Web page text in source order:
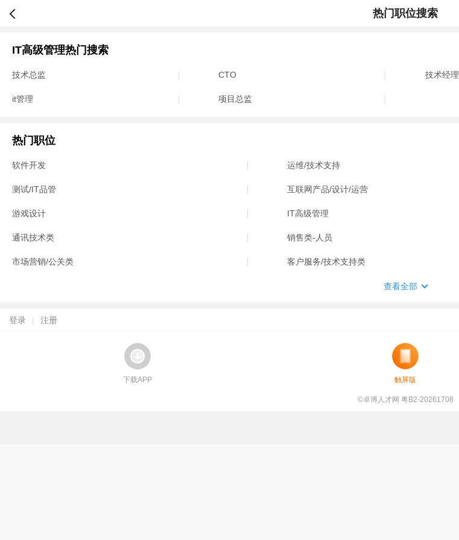
热门职位搜索
IT高级管理热门搜索
技术总监 CTO 技术经理
it管理 项目总监
热门职位
软件开发 运维/技术支持
测试/IT品管 互联网产品/设计/运营
游戏设计 IT高级管理
通讯技术类 销售类-人员
市场营销/公关类 客户服务/技术支持类
查看全部
登录 | 注册
下载APP 触屏版
©卓博人才网 粤B2-20261708